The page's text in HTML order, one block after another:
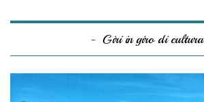
Giri in giro di cultura